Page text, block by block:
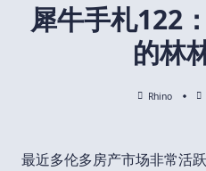
犀牛手札122
的林
Rhino
最近多伦多房产市场非常活